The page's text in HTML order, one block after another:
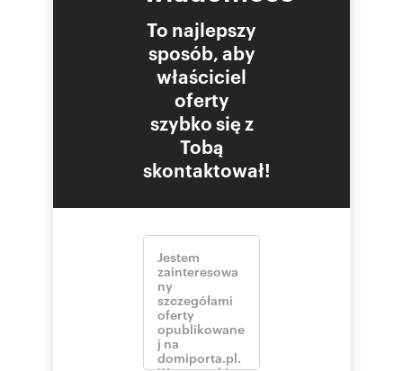
To najlepszy
sposób, aby
właściciel
oferty
szybko się z
Tobą
skontaktował!